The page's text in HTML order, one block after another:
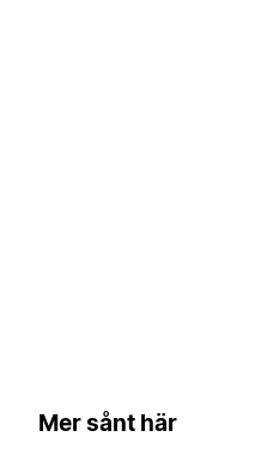
Mer sånt här